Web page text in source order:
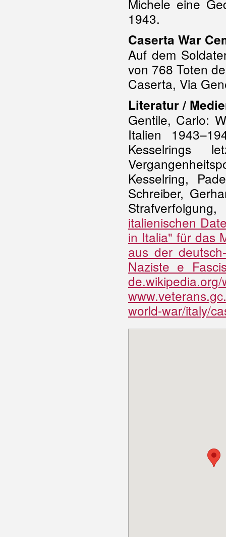
Michele eine
1943.
Caserta War
Auf dem
von 768 Toten
Caserta, Via
Literatur /
Gentile, Carlo:
Italien
Kesselrings
Kesselring,
Schreiber,
italienischen
in Italia" für das
aus der
Naziste e
world-war/italy/